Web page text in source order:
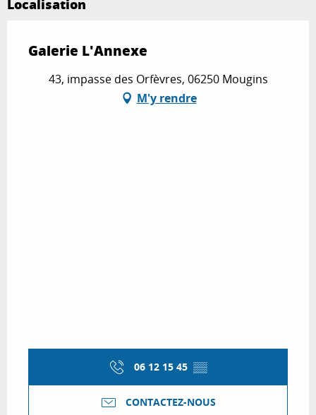
Localisation
Galerie L'Annexe
43, impasse des Orfèvres, 06250 Mougins
M'y rendre
06 12 15 45 ▒▒
CONTACTEZ-NOUS